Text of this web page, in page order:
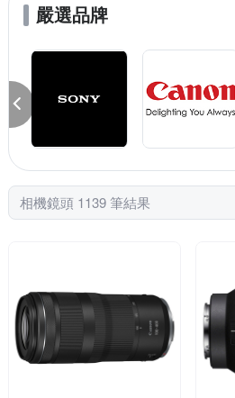
嚴選品牌
相機鏡頭 1139 筆結果